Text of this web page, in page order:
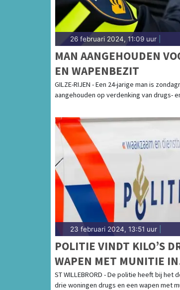
26 februari 2024, 11:09 uur
MAN AANGEHOUDEN
EN WAPENBEZIT
GILZE-RIJEN - Een 24-jarige man is
aangehouden op verdenking van drugs-
23 februari 2024, 13:51 uur
POLITIE VINDT KILO’S
WAPEN MET MUNITIE IN
WONINGEN
ST WILLEBRORD - De politie heeft bij het
drie woningen drugs en een wapen met